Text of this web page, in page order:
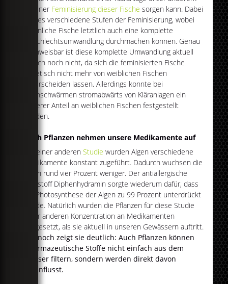
zu einer Feminisierung dieser Fische sorgen kann. Dabei
gibt es verschiedene Stufen der Feminisierung, wobei
männliche Fische letztlich auch eine komplette
Geschlechtsumwandlung durchmachen können. Genau
nachweisbar ist diese komplette Umwandlung aktuell
jedoch noch nicht, da sich die feminisierten Fische
genetisch nicht mehr von weiblichen Fischen
unterscheiden lassen. Allerdings konnte bei
Fischschwärmen stromabwärts von Kläranlagen ein
höherer Anteil an weiblichen Fischen festgestellt
werden.
Auch Pflanzen nehmen unsere Medikamente auf
Bei einer anderen Studie wurden Algen verschiedene
Medikamente konstant zugeführt. Dadurch wuchsen die
Algen rund vier Prozent weniger. Der antiallergische
Wirkstoff Diphenhydramin sorgte wiederum dafür, dass
die Photosynthese der Algen zu 99 Prozent unterdrückt
wurde. Natürlich wurden die Pflanzen für diese Studie
einer anderen Konzentration an Medikamenten
ausgesetzt, als sie aktuell in unseren Gewässern auftritt.
Dennoch zeigt sie deutlich: Auch Pflanzen können
pharmazeutische Stoffe nicht einfach aus dem
Wasser filtern, sondern werden direkt davon
beeinflusst.